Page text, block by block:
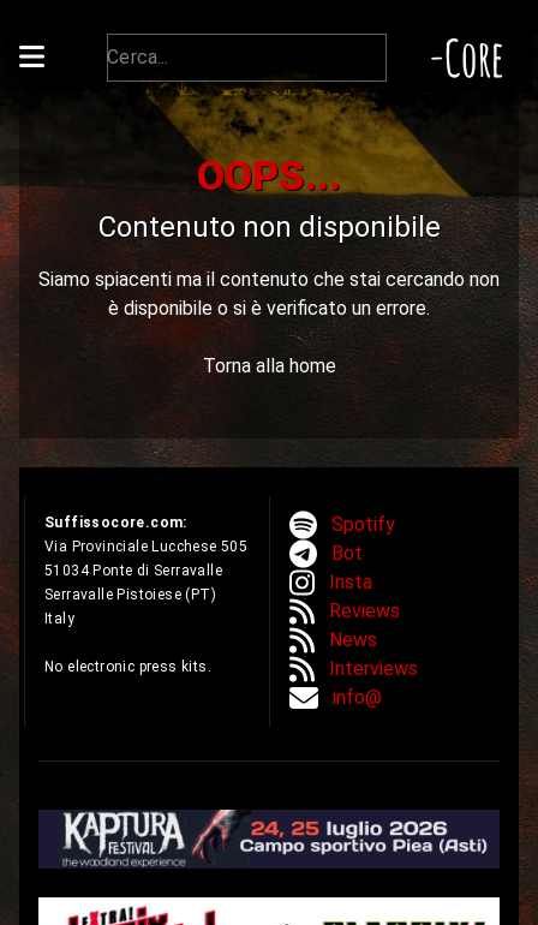
-Core
OOPS...
Contenuto non disponibile
Siamo spiacenti ma il contenuto che stai cercando non
è disponibile o si è verificato un errore.
Torna alla home
Suffissocore.com:
Via Provinciale Lucchese 505
51034 Ponte di Serravalle
Serravalle Pistoiese (PT)
Italy
No electronic press kits.
Spotify
Bot
Insta
Reviews
News
Interviews
info@